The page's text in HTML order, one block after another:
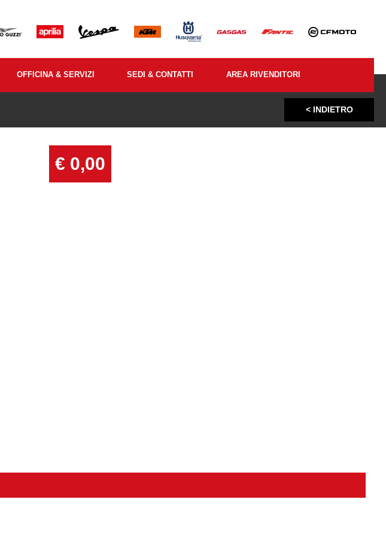
OFFICINA & SERVIZI SEDI & CONTATTI AREA RIVENDITORI
< INDIETRO
€ 0,00